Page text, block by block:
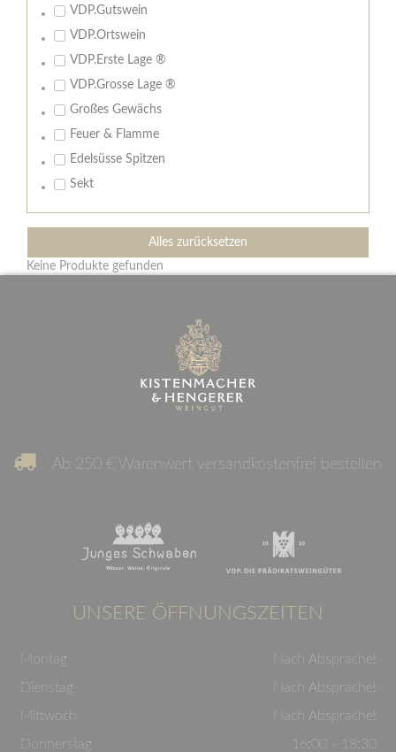
VDP.Gutswein
VDP.Ortswein
VDP.Erste Lage ®
VDP.Grosse Lage ®
Großes Gewächs
Feuer & Flamme
Edelsüsse Spitzen
Sekt
Alles zurücksetzen
Keine Produkte gefunden
Ab 250 € Warenwert versandkostenfrei bestellen
UNSERE ÖFFNUNGSZEITEN
Montag
Nach Absprache!
Dienstag
Nach Absprache!
Mittwoch
Nach Absprache!
Donnerstag
16:00 - 18:30